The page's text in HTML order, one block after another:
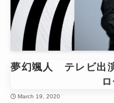
夢幻颯人 テレビ出
March 19, 2020